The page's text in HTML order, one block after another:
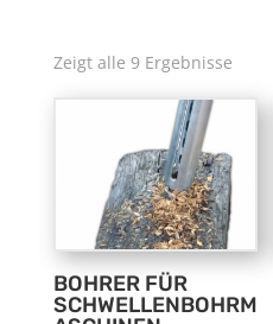
Zeigt alle 9 Ergebnisse
BOHRER FÜR
SCHWELLENBOHRM